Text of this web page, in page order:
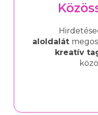
aloldalát
kreatív